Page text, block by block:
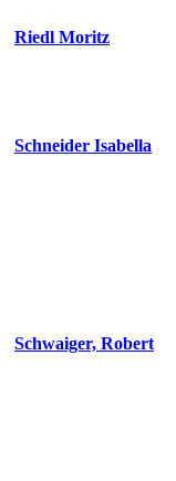
Riedl Moritz
Schneider Isabella
Schwaiger, Robert